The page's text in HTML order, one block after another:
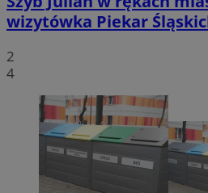
wizytówka Piekar
2
4